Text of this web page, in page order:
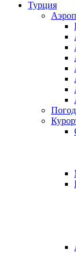
Турция